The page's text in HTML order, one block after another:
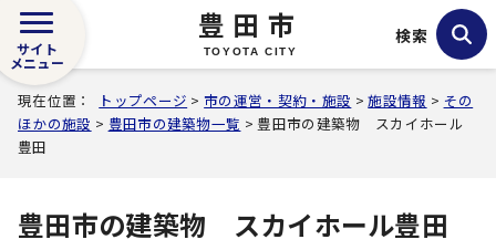
豊田市
TOYOTA CITY
サイト
メニュー
検索
現在位置： トップページ >市の運営・契約・施設 >施設情報 > その
ほかの施設 > 豊田市の建築物一覧 > 豊田市の建築物 スカイホール
豊田
豊田市の建築物 スカイホール豊田